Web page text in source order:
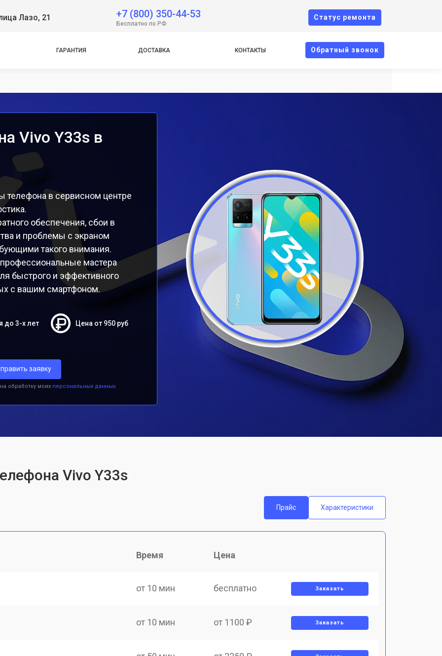
Лазо, 21 +7 (800) 350-44-53
Бесплатно по РФ
Cтатус ремонта
ГАРАНТИЯ ДОСТАВКА КОНТАКТЫ Oбратный звонок
Vivo Y33s в
телефона в сервисном центре
обеспечения, сбои в
и проблемы с экраном
такого внимания.
мастера
быстрого и эффективного
с вашим смартфоном.
до 3-х лет Цена от 950 руб
заявку
обработку моих персональных данных.
Vivo Y33s
Прайс
Характеристики
Время Цена
от 10 мин бесплатно Заказать
от 10 мин от 1100 ₽ Заказать